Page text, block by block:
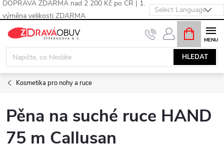
DOPRAVA ZDARMA nad 2 200 Kč po ČR | 1.
výměna velikosti ZDARMA
Přejít
obsah
HLEDAT
NÁKUPNÍ
KOŠÍK
Kosmetika pro nohy a ruce
Pěna na suché ruce HAND
75 m Callusan